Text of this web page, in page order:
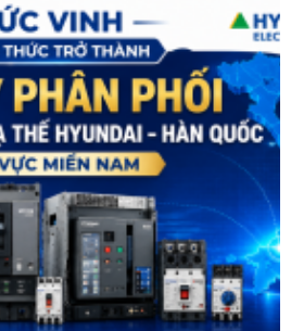
LEDVANCE Compact 600 DALI
kỳ đơn giản nhờ thiết kế tối ưu
600x600mm. Quy trình cơ
điện để đảm bảo an toàn.
rời kết nối qua giắc cắm
trở nên dễ dàng mà không cần
Với hệ trần thạch cao khung nổi,
vị trí khung xương. Đối với
trần bê tông, LEDVANCE
lắp âm hoặc khung lắp nổi tương